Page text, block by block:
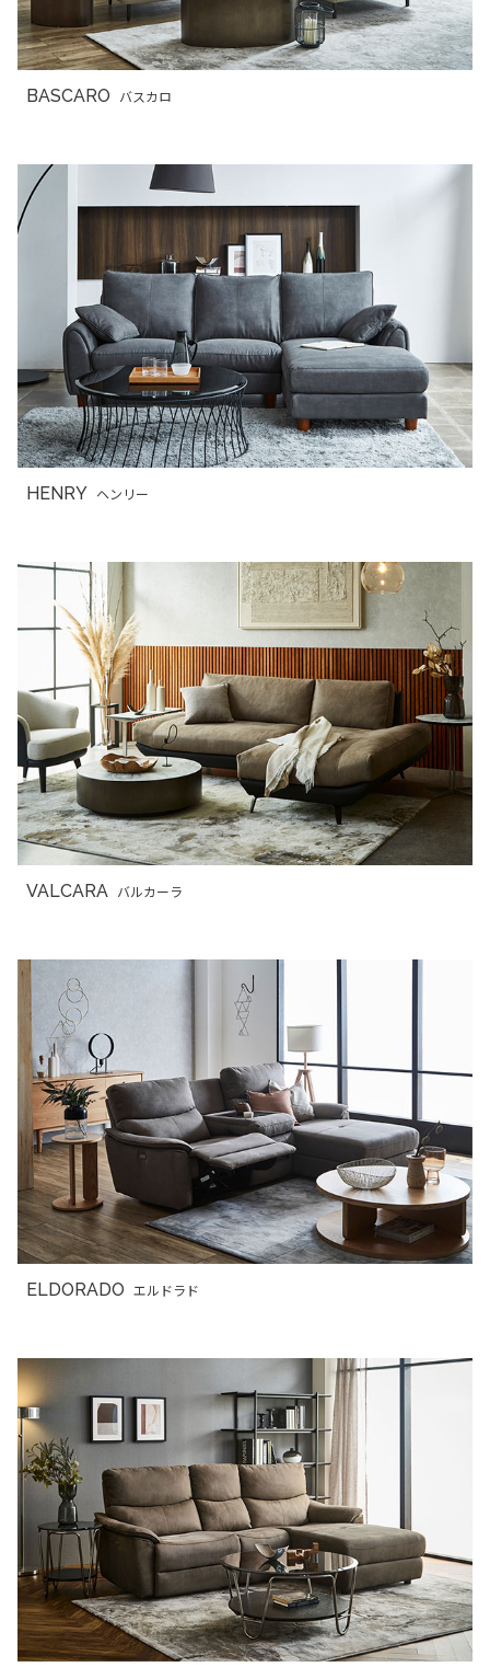
BASCARO バスカロ
HENRY ヘンリー
VALCARA バルカーラ
ELDORADO エルドラド